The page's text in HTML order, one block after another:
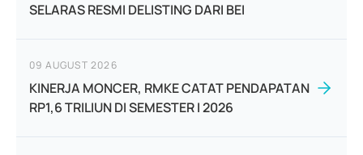
SELARAS RESMI DELISTING DARI BEI
09 AUGUST 2026
KINERJA MONCER, RMKE CATAT PENDAPATAN
RP1,6 TRILIUN DI SEMESTER I 2026